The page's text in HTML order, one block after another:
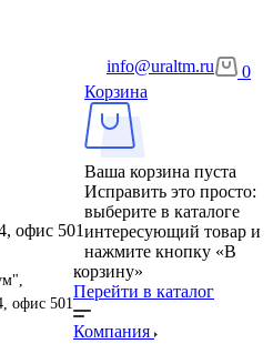
офис 501
info@uraltm.ru
офис 501
0
Корзина
Ваша корзина пуста
Исправить это просто:
выберите в каталоге
интересующий товар и
нажмите кнопку «В
корзину»
Перейти в каталог
Компания